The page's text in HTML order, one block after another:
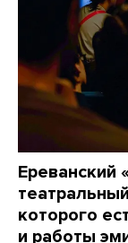
Ереванский
которого
и работы